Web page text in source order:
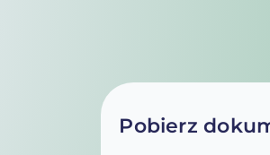
Pobierz